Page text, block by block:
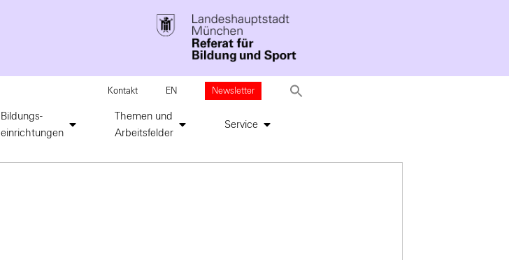
Kontakt EN Newsletter
Bildungs-
einrichtungen
Themen und
Arbeitsfelder
Service